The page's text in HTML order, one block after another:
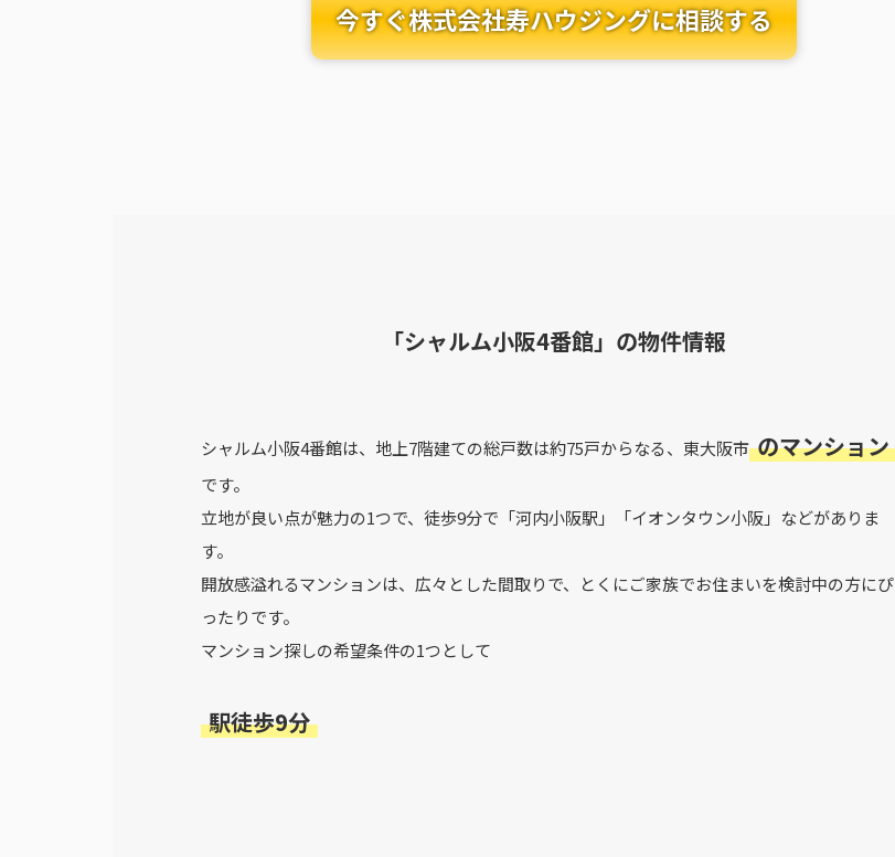
今すぐ株式会社寿ハウジングに相談する
「シャルム小阪4番館」 の物件情報
シャルム小阪4番館は、地上7階建ての総戸数は約75戸からなる、東大阪市 のマンション
です。
立地が良い点が魅力の1つで、徒歩9分で「河内小阪駅」「イオンタウン小阪」などがありま
す。
開放感溢れるマンションは、広々とした間取りで、とくにご家族でお住まいを検討中の方にぴ
ったりです。
マンション探しの希望条件の1つとして
駅徒歩9分